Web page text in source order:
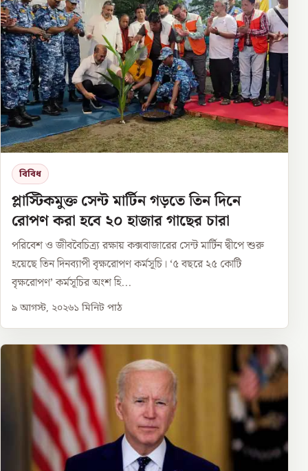
বিবিধ
প্লাস্টিকমুক্ত সেন্ট মার্টিন গড়তে তিন দিনে
রোপণ করা হবে ২০ হাজার গাছের চারা
পরিবেশ ও জীববৈচিত্র্য রক্ষায় কক্সবাজারের সেন্ট মার্টিন দ্বীপে শুরু
হয়েছে তিন দিনব্যাপী বৃক্ষরোপণ কর্মসূচি। ‘৫ বছরে ২৫ কোটি
বৃক্ষরোপণ’ কর্মসূচির অংশ হি...
৯ আগস্ট, ২০২৬১ মিনিট পাঠ